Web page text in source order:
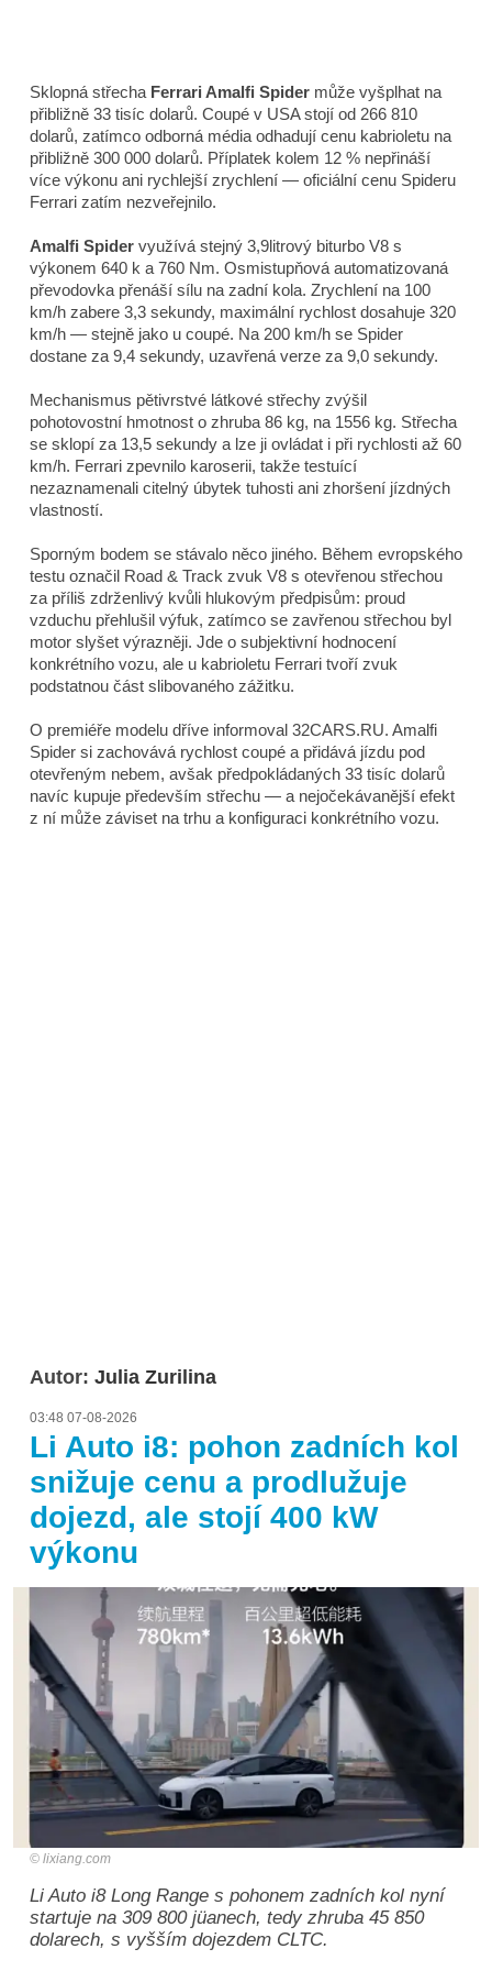
Sklopná střecha Ferrari Amalfi Spider může vyšplhat na
přibližně 33 tisíc dolarů. Coupé v USA stojí od 266 810
dolarů, zatímco odborná média odhadují cenu kabrioletu na
přibližně 300 000 dolarů. Příplatek kolem 12 % nepřináší
více výkonu ani rychlejší zrychlení — oficiální cenu Spideru
Ferrari zatím nezveřejnilo.
Amalfi Spider využívá stejný 3,9litrový biturbo V8 s
výkonem 640 k a 760 Nm. Osmistupňová automatizovaná
převodovka přenáší sílu na zadní kola. Zrychlení na 100
km/h zabere 3,3 sekundy, maximální rychlost dosahuje 320
km/h — stejně jako u coupé. Na 200 km/h se Spider
dostane za 9,4 sekundy, uzavřená verze za 9,0 sekundy.
Mechanismus pětivrstvé látkové střechy zvýšil
pohotovostní hmotnost o zhruba 86 kg, na 1556 kg. Střecha
se sklopí za 13,5 sekundy a lze ji ovládat i při rychlosti až 60
km/h. Ferrari zpevnilo karoserii, takže testuící
nezaznamenali citelný úbytek tuhosti ani zhoršení jízdných
vlastností.
Sporným bodem se stávalo něco jiného. Během evropského
testu označil Road & Track zvuk V8 s otevřenou střechou
za příliš zdrženlivý kvůli hlukovým předpisům: proud
vzduchu přehlušil výfuk, zatímco se zavřenou střechou byl
motor slyšet výrazněji. Jde o subjektivní hodnocení
konkrétního vozu, ale u kabrioletu Ferrari tvoří zvuk
podstatnou část slibovaného zážitku.
O premiéře modelu dříve informoval 32CARS.RU. Amalfi
Spider si zachovává rychlost coupé a přidává jízdu pod
otevřeným nebem, avšak předpokládaných 33 tisíc dolarů
navíc kupuje především střechu — a nejočekávanější efekt
z ní může záviset na trhu a konfiguraci konkrétního vozu.
Autor: Julia Zurilina
03:48 07-08-2026
Li Auto i8: pohon zadních kol
snižuje cenu a prodlužuje
dojezd, ale stojí 400 kW
výkonu
lixiang.com
Li Auto i8 Long Range s pohonem zadních kol nyní
startuje na 309 800 jüanech, tedy zhruba 45 850
dolarech, s vyšším dojezdem CLTC.